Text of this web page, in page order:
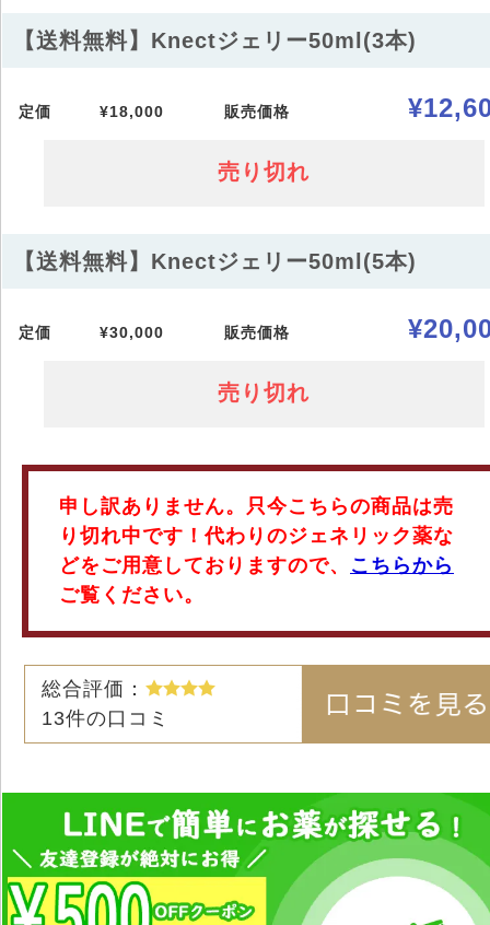
【送料無料】Knectジェリー50ml(3本)
定価 ¥18,000 販売価格
売り切れ
【送料無料】Knectジェリー50ml(5本)
定価 ¥30,000 販売価格
売り切れ
申し訳ありません。只今こちらの商品は売
り切れ中です！代わりのジェネリック薬な
どをご用意しておりますので、 こちらから
ご覧ください。
総合評価：
13件の口コミ